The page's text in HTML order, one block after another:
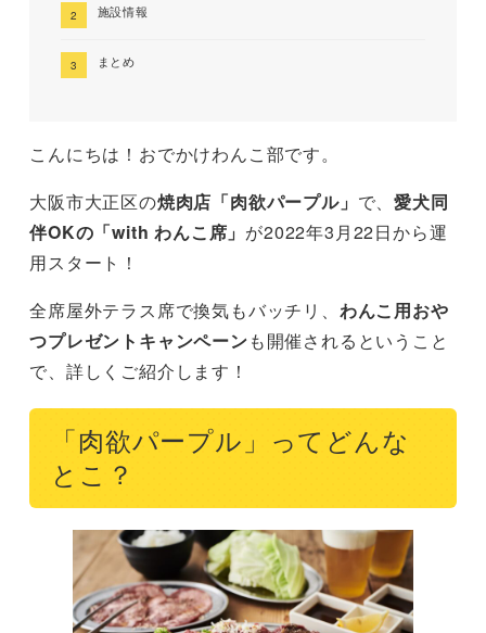
施設情報
まとめ
こんにちは！おでかけわんこ部です。
大阪市大正区の焼肉店「肉欲パープル」 で、愛犬同
伴OKの「with わんこ席」 が2022年3月22日から運
用スタート！
全席屋外テラス席で換気もバッチリ、 わんこ用おや
つプレゼントキャンペーンも開催されるということ
で、詳しくご紹介します！
「肉欲パープル」ってどんな
とこ？